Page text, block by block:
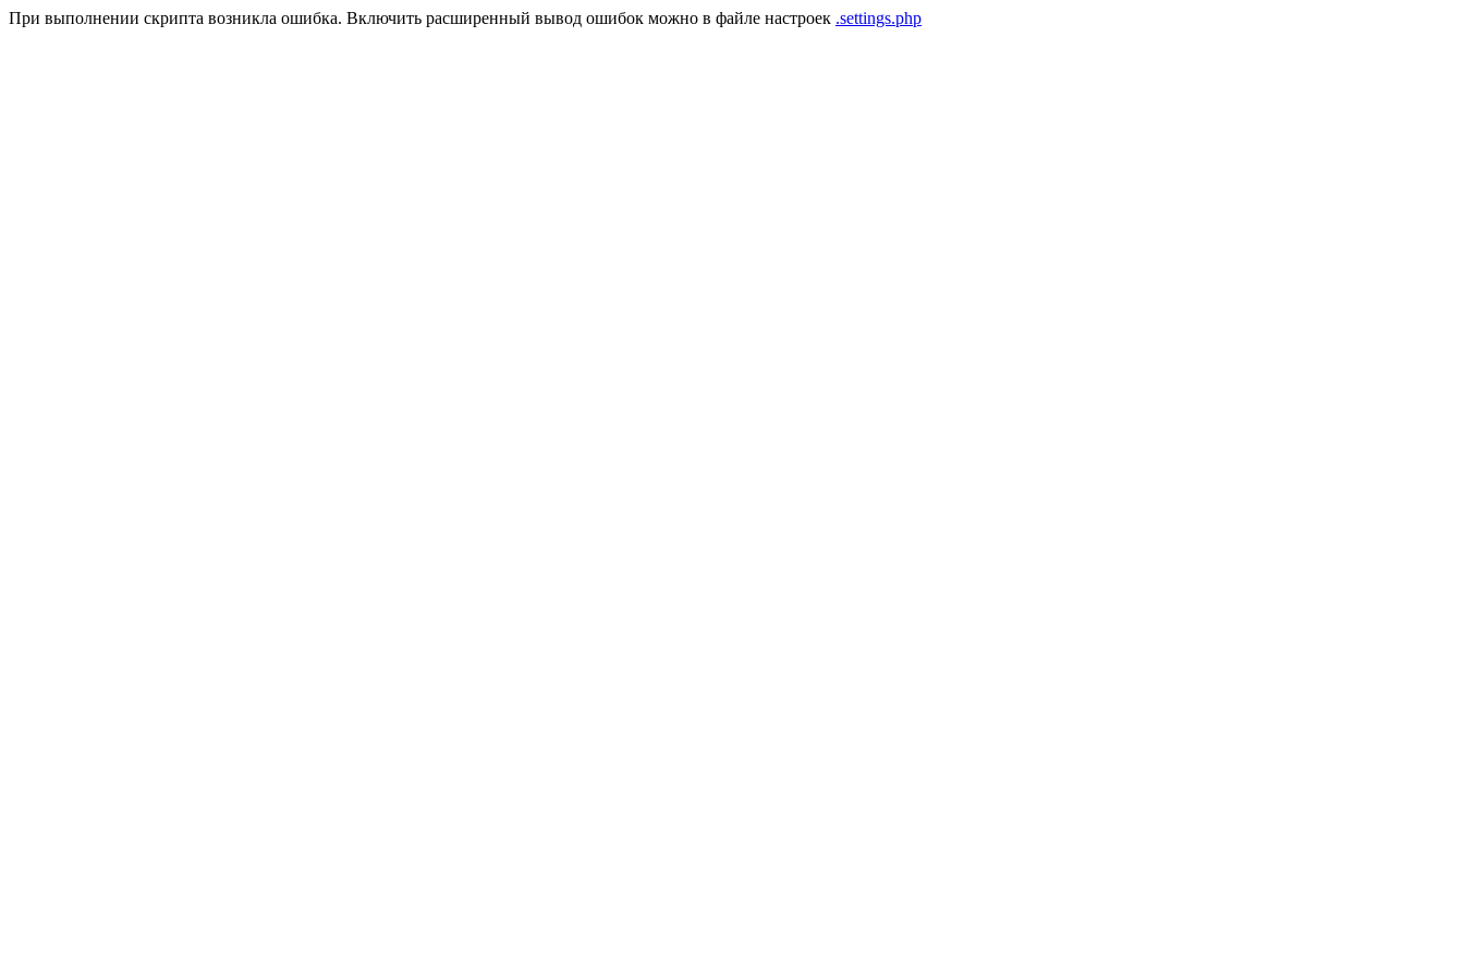
При выполнении скрипта возникла ошибка. Включить расширенный вывод ошибок можно в файле настроек .settings.php